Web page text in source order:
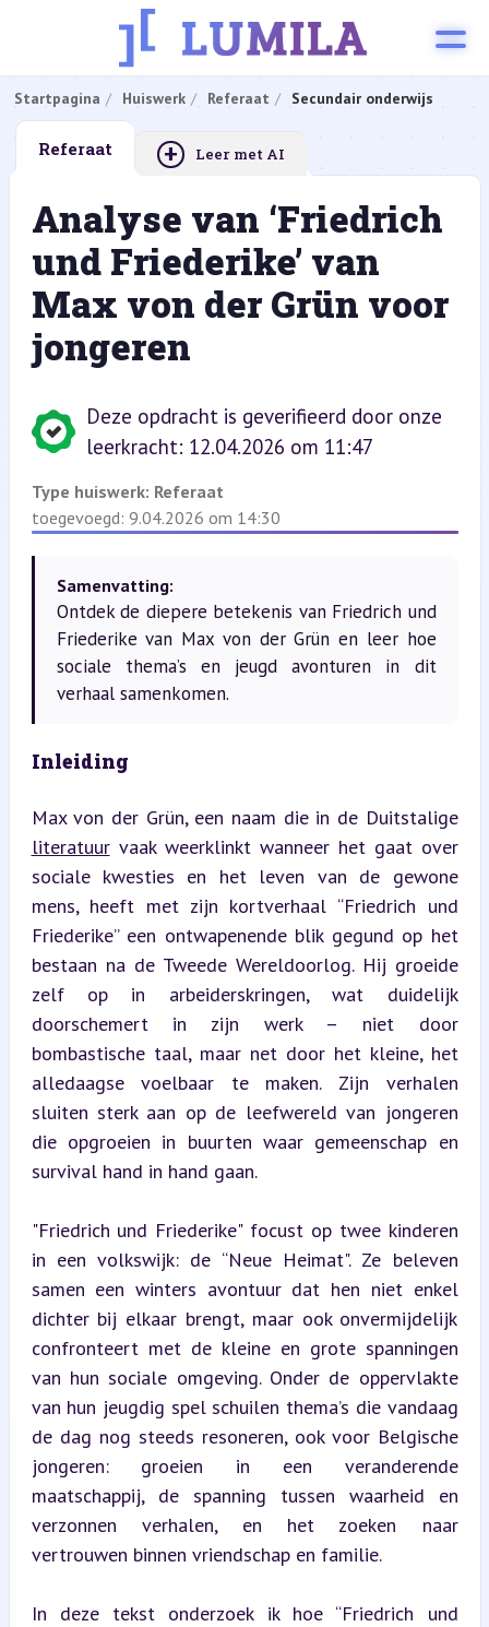
Startpagina Huiswerk Referaat Secundair onderwijs
Referaat + Leer met AI
Analyse van ‘Friedrich
und Friederike’ van
Max von der Grün voor
jongeren
Deze opdracht is geverifieerd door onze
leerkracht: 12.04.2026 om 11:47
Type huiswerk: Referaat
toegevoegd: 9.04.2026 om 14:30
Samenvatting:
Ontdek de diepere betekenis van Friedrich und
Friederike van Max von der Grün en leer hoe
sociale thema’s en jeugd avonturen in dit
verhaal samenkomen.
Inleiding
Max von der Grün, een naam die in de Duitstalige
literatuur vaak weerklinkt wanneer het gaat over
sociale kwesties en het leven van de gewone
mens, heeft met zijn kortverhaal “Friedrich und
Friederike” een ontwapenende blik gegund op het
bestaan na de Tweede Wereldoorlog. Hij groeide
zelf op in arbeiderskringen, wat duidelijk
doorschemert in zijn werk – niet door
bombastische taal, maar net door het kleine, het
alledaagse voelbaar te maken. Zijn verhalen
sluiten sterk aan op de leefwereld van jongeren
die opgroeien in buurten waar gemeenschap en
survival hand in hand gaan.
"Friedrich und Friederike" focust op twee kinderen
in een volkswijk: de “Neue Heimat". Ze beleven
samen een winters avontuur dat hen niet enkel
dichter bij elkaar brengt, maar ook onvermijdelijk
confronteert met de kleine en grote spanningen
van hun sociale omgeving. Onder de oppervlakte
van hun jeugdig spel schuilen thema’s die vandaag
de dag nog steeds resoneren, ook voor Belgische
jongeren: groeien in een veranderende
maatschappij, de spanning tussen waarheid en
verzonnen verhalen, en het zoeken naar
vertrouwen binnen vriendschap en familie.
In deze tekst onderzoek ik hoe “Friedrich und